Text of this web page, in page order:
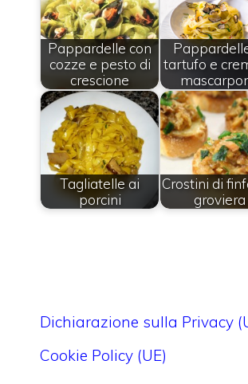
Pappardelle con
cozze e pesto di
crescione
tartufo e
Tagliatelle ai
porcini
Crostini di
groviera
Dichiarazione sulla Privacy
Cookie Policy (UE)